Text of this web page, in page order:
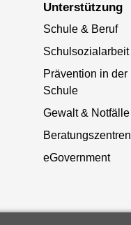
Unterstützung
Schule & Beruf
Schulsozialarbeit
Prävention in der
Schule
Gewalt & Notfälle
Beratungszentren
eGovernment